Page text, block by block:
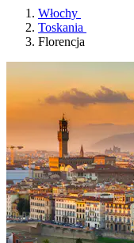
Włochy
Toskania
Florencja